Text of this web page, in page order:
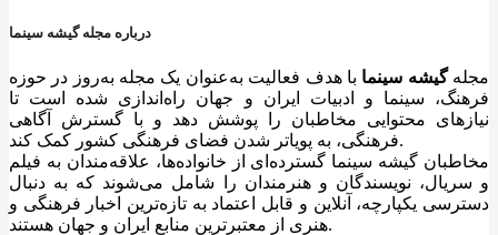
درباره مجله گیشه سینما
مجلهگیشه سینما با هدف فعالیت به‌عنوان یک مجله به‌روز در حوزه
فرهنگ، سینما و ادبیات ایران و جهان راه‌اندازی شده است تا
نیازهای محتوایی مخاطبان را پوشش دهد و با گسترش آگاهی
فرهنگی، به پویاتر شدن فضای فرهنگی کشور کمک کند.
مخاطبان گیشه سینما گسترده‌ای از خانواده‌ها، علاقه‌مندان به فیلم
و سریال، نویسندگان و هنرمندان را شامل می‌شوند که به دنبال
دسترسی یکپارچه، آنلاین و قابل اعتماد به تازه‌ترین اخبار فرهنگی و
هنری از معتبرترین منابع ایران و جهان هستند.